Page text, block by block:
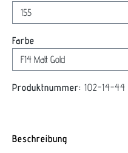
Farbe
Produktnummer: 102-14-44
Beschreibung